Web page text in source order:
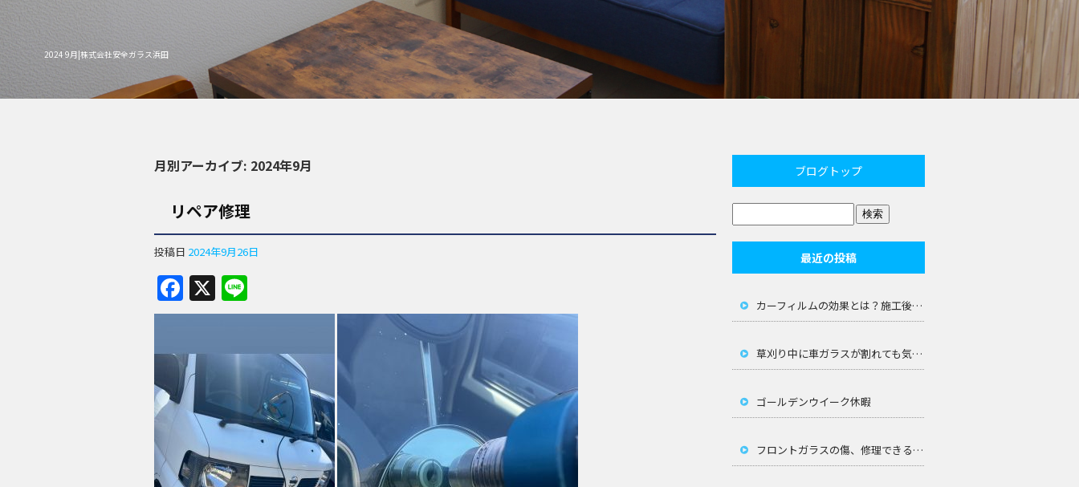
2024 9月|株式会社安全ガラス浜田
月別アーカイブ: 2024年9月
リペア修理
投稿日 2024年9月26日
F
a
e
b
o
o
k
X
n
ブログトップ
最近の投稿
カーフィルムの効果とは？施工後の車内の暑さを防ぐ選び方
草刈り中に車ガラスが割れても気づかない？飛び石の恐怖と対策
ゴールデンウイーク休暇
フロントガラスの傷、修理できる大きさの限界は？放置厳禁の理由